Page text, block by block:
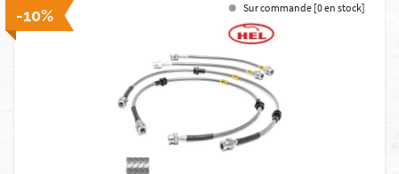
-10% Sur commande [0 en stock]